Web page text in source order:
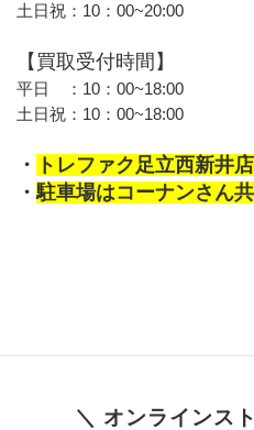
土日祝：10：00~20:00
【買取受付時間】
平日　：10：00~18:00
土日祝：10：00~18:00
・
トレファク足立西新井
・駐車場はコーナンさん
＼ オンラインス